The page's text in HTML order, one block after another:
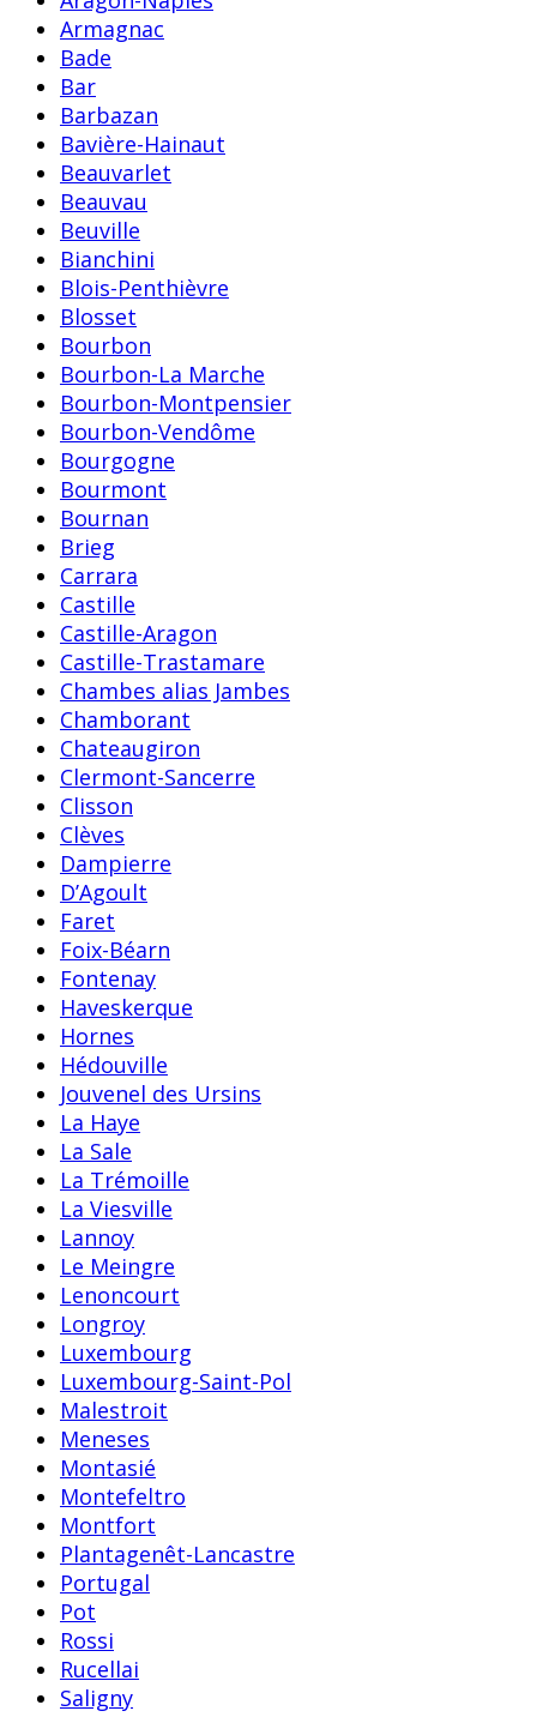
Armagnac
Bade
Bar
Barbazan
Bavière-Hainaut
Beauvarlet
Beauvau
Beuville
Bianchini
Blois-Penthièvre
Blosset
Bourbon
Bourbon-La Marche
Bourbon-Montpensier
Bourbon-Vendôme
Bourgogne
Bourmont
Bournan
Brieg
Carrara
Castille
Castille-Aragon
Castille-Trastamare
Chambes alias Jambes
Chamborant
Chateaugiron
Clermont-Sancerre
Clisson
Clèves
Dampierre
D’Agoult
Faret
Foix-Béarn
Fontenay
Haveskerque
Hornes
Hédouville
Jouvenel des Ursins
La Haye
La Sale
La Trémoille
La Viesville
Lannoy
Le Meingre
Lenoncourt
Longroy
Luxembourg
Luxembourg-Saint-Pol
Malestroit
Meneses
Montasié
Montefeltro
Montfort
Plantagenêt-Lancastre
Portugal
Pot
Rossi
Rucellai
Saligny